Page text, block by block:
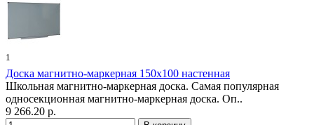
1
Доска магнитно-маркерная 150х100 настенная
Школьная магнитно-маркерная доска. Самая популярная
односекционная магнитно-маркерная доска. Оп..
9 266.20 р.